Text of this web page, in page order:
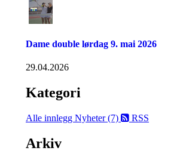
Dame double lørdag 9. mai 2026
29.04.2026
Kategori
Alle innlegg Nyheter (7) RSS
Arkiv